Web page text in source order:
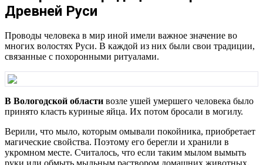
Древней Руси
Проводы человека в мир иной имели важное значение во
многих волостях Руси. В каждой из них были свои традиции,
связанные с похоронными ритуалами.
В Вологодской области возле ушей умершего человека было
принято класть куриные яйца. Их потом бросали в могилу.
Верили, что мыло, которым омывали покойника, приобретает
магические свойства. Поэтому его берегли и хранили в
укромном месте. Считалось, что если таким мылом вымыть